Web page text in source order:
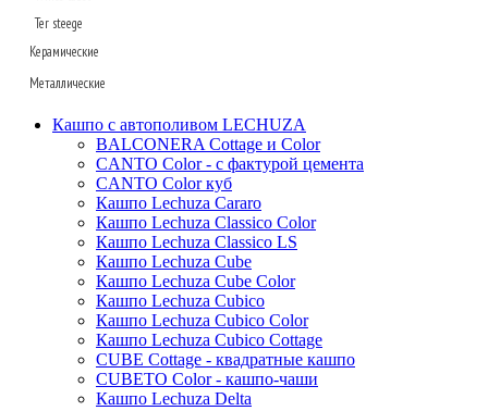
Essential
Natural
Platinum
Ridged
Rough
Urban
Struttura
Polycube
Twist
Ter steege
Sebas
Dian
Static
Керамические
Baq
КЕРАМИЧЕСКИЕ_BAQ
Fusion
Fleur ami
Den daas
Terra cotta
КЕРАМИЧЕСКИЕ_DEN DAAS
Terra cotta
Ter steege
Mystic
Amora
Cresta
Esra
Manon
Private label
Beauty
Plain
Xclusive gardens
Металлические
Baq
Oceana
Superline
Alure
Conica
Standaard
Trend
Cortenstyle
Stiel
Ter steege
Кашпо с автополивом LECHUZA
BALCONERA Cottage и Color
CANTO Color - с фактурой цемента
CANTO Color куб
Кашпо Lechuza Cararo
Кашпо Lechuza Classico Color
Кашпо Lechuza Classico LS
Кашпо Lechuza Cube
Кашпо Lechuza Cube Color
Кашпо Lechuza Cubico
Кашпо Lechuza Cubico Color
Кашпо Lechuza Cubico Cottage
CUBE Cottage - квадратные кашпо
CUBETO Color - кашпо-чаши
Кашпо Lechuza Delta